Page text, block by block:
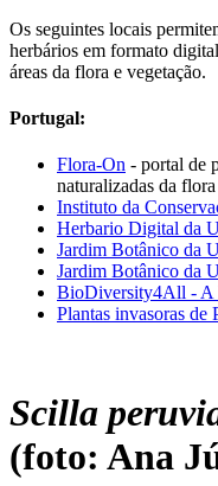
Os seguintes locais
herbários em formato
áreas da flora e vegetação.
Portugal:
Flora-On - portal de
naturalizadas da
Instituto da
Herbario Digital da
Jardim Botânico da
Jardim Botânico da
BioDiversity4All - A
Plantas invasoras de
Scilla
(foto: Ana